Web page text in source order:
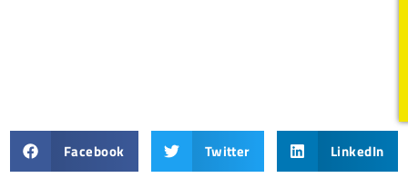
Facebook Twitter LinkedIn